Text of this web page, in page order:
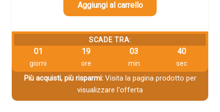
Aggiungi al carrello
SCADE TRA:
01
giorni
19
ore
03
min
39
sec
Più acquisti, più risparmi:Visita la pagina prodotto per
visualizzare l'offerta